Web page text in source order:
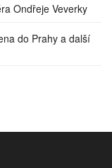
Ondřeje Veverky
do Prahy a další